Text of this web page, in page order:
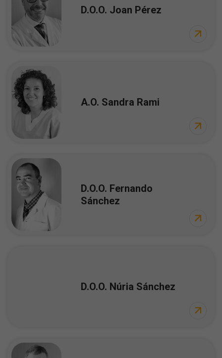
D.O.O. Joan Pérez
A.O. Sandra Rami
D.O.O. Fernando
Sánchez
D.O.O. Núria Sánchez